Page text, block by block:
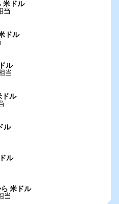
米ドル
当
ドル
ル
当
ドル
ル
ル
米ドル
当